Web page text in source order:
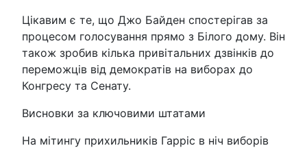
Цікавим є те, що Джо Байден спостерігав за
процесом голосування прямо з Білого дому. Він
також зробив кілька привітальних дзвінків до
переможців від демократів на виборах до
Конгресу та Сенату.
Висновки за ключовими штатами
На мітингу прихильників Гарріс в ніч виборів